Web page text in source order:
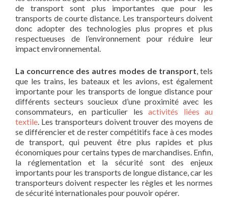
de transport sont plus importantes que pour les
transports de courte distance. Les transporteurs doivent
donc adopter des technologies plus propres et plus
respectueuses de l’environnement pour réduire leur
impact environnemental.
La concurrence des autres modes de transport , tels
que les trains, les bateaux et les avions, est également
importante pour les transports de longue distance pour
différents secteurs soucieux d’une proximité avec les
consommateurs, en particulier les activités liées au
textile . Les transporteurs doivent trouver des moyens de
se différencier et de rester compétitifs face à ces modes
de transport, qui peuvent être plus rapides et plus
économiques pour certains types de marchandises. Enfin,
la réglementation et la sécurité sont des enjeux
importants pour les transports de longue distance, car les
transporteurs doivent respecter les règles et les normes
de sécurité internationales pour pouvoir opérer.